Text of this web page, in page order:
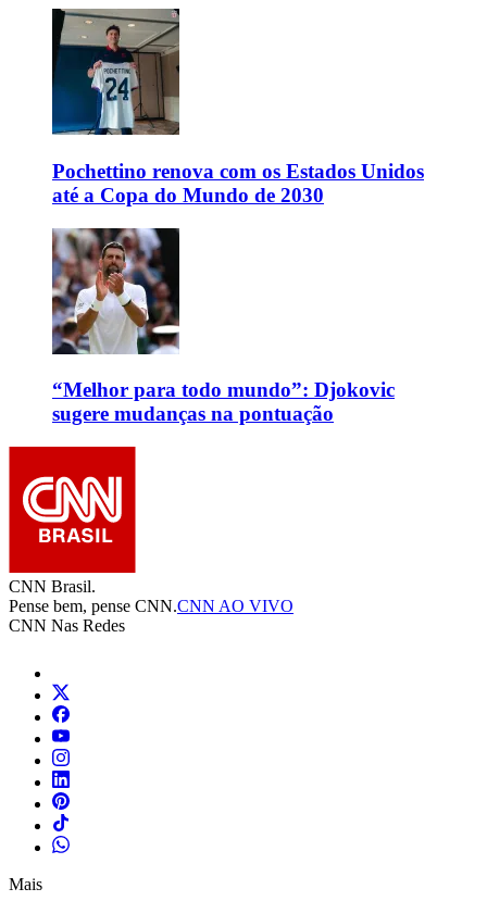
Pochettino renova com os Estados Unidos
até a Copa do Mundo de 2030
“Melhor para todo mundo”: Djokovic
sugere mudanças na pontuação
CNN Brasil.
Pense bem, pense CNN.CNN AO VIVO
CNN Nas Redes
Mais